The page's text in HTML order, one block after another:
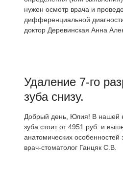
нужен осмотр врача и
дифференциальной
доктор Деревинская Анна
Удаление 7-го
зуба снизу.
Добрый день, Юлия! В нашей
зуба стоит от 4951 руб. и
анатомических особенностей
врач-стоматолог Ганцяк С.В.